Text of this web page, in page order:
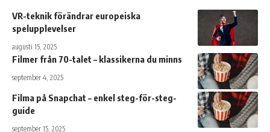
VR-teknik förändrar europeiska
spelupplevelser
augusti 15, 2025
Filmer från 70-talet – klassikerna du minns
september 4, 2025
Filma på Snapchat – enkel steg-för-steg-
guide
september 15, 2025